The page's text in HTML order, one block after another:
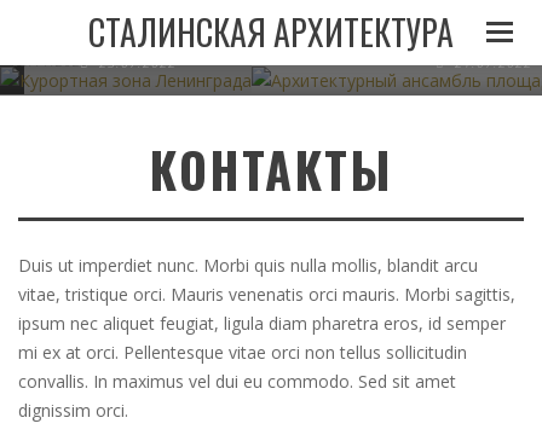
СТАЛИНСКАЯ АРХИТЕКТУРА
05.11.2022
ЛЕНИНГРАДА ПРИ
СТАЛИНЕ
23.07.2022
АРХИТЕКТУРНЫЙ АНСАМБЛЬ
В МИНСКЕ
21.07.2022
КОНТАКТЫ
Duis ut imperdiet nunc. Morbi quis nulla mollis, blandit arcu
vitae, tristique orci. Mauris venenatis orci mauris. Morbi sagittis,
ipsum nec aliquet feugiat, ligula diam pharetra eros, id semper
mi ex at orci. Pellentesque vitae orci non tellus sollicitudin
convallis. In maximus vel dui eu commodo. Sed sit amet
dignissim orci.